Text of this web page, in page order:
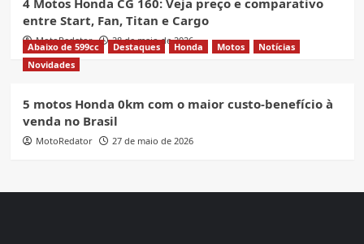
entre Start, Fan, Titan e Cargo
MotoRedator 28 de maio de 2026
Abaixo de 599cc Destaques Honda Motos
Notícias
Novidades
5 motos Honda 0km com o maior custo-benefício à
venda no Brasil
MotoRedator 27 de maio de 2026